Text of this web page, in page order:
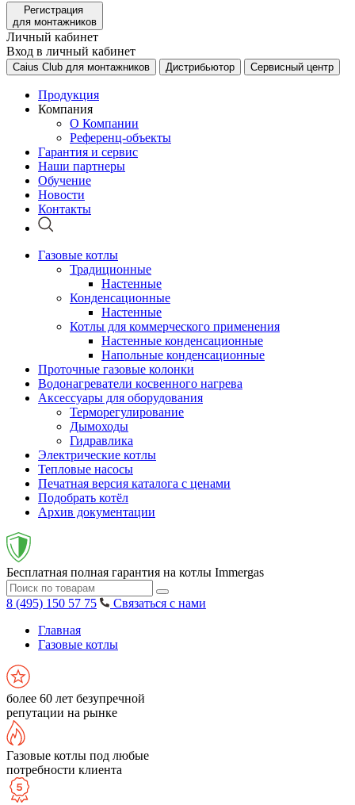
Регистрация
для монтажников
Личный кабинет
Вход в личный кабинет
Caius Club для монтажников Дистрибьютор Сервисный центр
Продукция
Компания
О Компании
Референц-объекты
Гарантия и сервис
Наши партнеры
Обучение
Новости
Контакты
Газовые котлы
Традиционные
Настенные
Конденсационные
Настенные
Котлы для коммерческого применения
Настенные конденсационные
Напольные конденсационные
Проточные газовые колонки
Водонагреватели косвенного нагрева
Аксессуары для оборудования
Терморегулирование
Дымоходы
Гидравлика
Электрические котлы
Тепловые насосы
Печатная версия каталога с ценами
Подобрать котёл
Архив документации
Бесплатная полная гарантия на котлы Immergas
8 (495) 150 57 75
Связаться с нами
Главная
Газовые котлы
более 60 лет безупречной
репутации на рынке
Газовые котлы под любые
потребности клиента